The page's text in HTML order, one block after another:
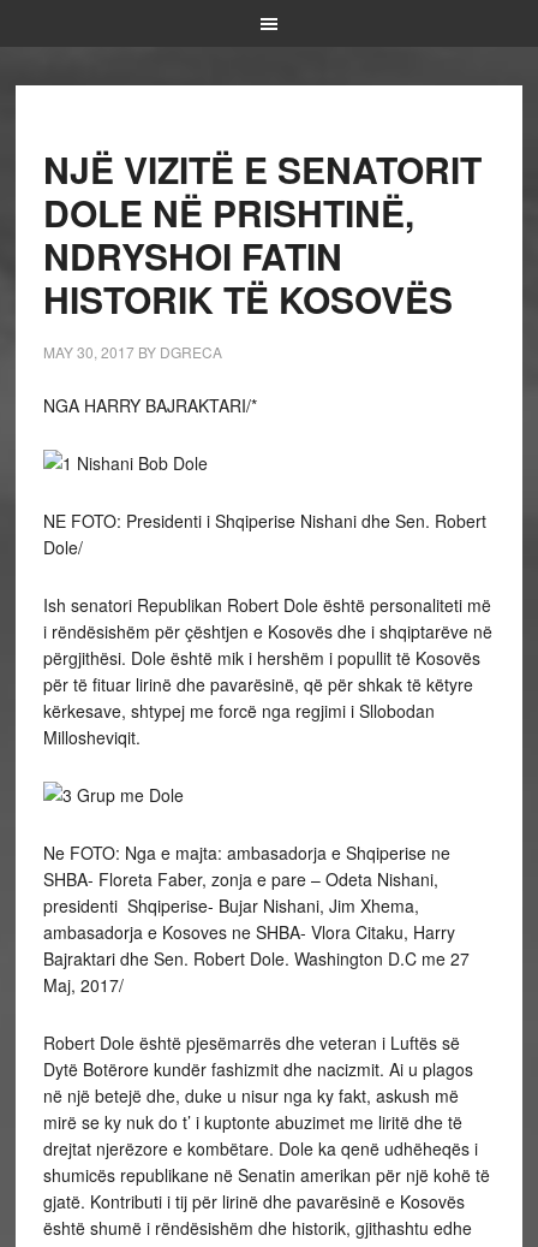
NJË VIZITË E SENATORIT
DOLE NË PRISHTINË,
NDRYSHOI FATIN
HISTORIK TË KOSOVËS
MAY 30, 2017BY DGRECA
NGA HARRY BAJRAKTARI/*
NE FOTO: Presidenti i Shqiperise Nishani dhe Sen. Robert
Dole/
Ish senatori Republikan Robert Dole është personaliteti më
i rëndësishëm për çështjen e Kosovës dhe i shqiptarëve në
përgjithësi. Dole është mik i hershëm i popullit të Kosovës
për të fituar lirinë dhe pavarësinë, që për shkak të këtyre
kërkesave, shtypej me forcë nga regjimi i Sllobodan
Millosheviqit.
Ne FOTO: Nga e majta: ambasadorja e Shqiperise ne
SHBA- Floreta Faber, zonja e pare – Odeta Nishani,
presidenti Shqiperise- Bujar Nishani, Jim Xhema,
ambasadorja e Kosoves ne SHBA- Vlora Citaku, Harry
Bajraktari dhe Sen. Robert Dole. Washington D.C me 27
Maj, 2017/
Robert Dole është pjesëmarrës dhe veteran i Luftës së
Dytë Botërore kundër fashizmit dhe nacizmit. Ai u plagos
në një betejë dhe, duke u nisur nga ky fakt, askush më
mirë se ky nuk do t’ i kuptonte abuzimet me liritë dhe të
drejtat njerëzore e kombëtare. Dole ka qenë udhëheqës i
shumicës republikane në Senatin amerikan për një kohë të
gjatë. Kontributi i tij për lirinë dhe pavarësinë e Kosovës
është shumë i rëndësishëm dhe historik, gjithashtu edhe